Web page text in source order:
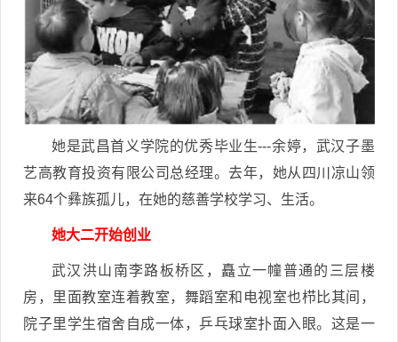
她是武昌首义学院的优秀毕业生---余婷，武汉子墨
艺高教育投资有限公司总经理。去年，她从四川凉山领
来64个彝族孤儿，在她的慈善学校学习、生活。
她大二开始创业
武汉洪山南李路板桥区，矗立一幢普通的三层楼
房，里面教室连着教室，舞蹈室和电视室也栉比其间，
院子里学生宿舍自成一体，乒乓球室扑面入眼。这是一